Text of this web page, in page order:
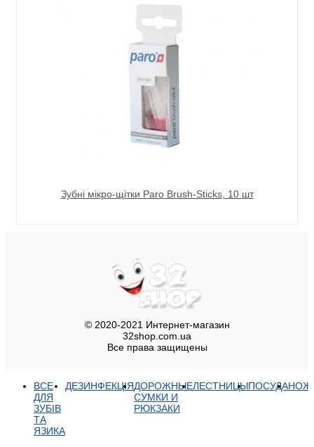
Зубні мікро-щітки Paro Brush-Sticks, 10 шт
© 2020-2021 Интернет-магазин
32shop.com.ua
Все права защищены
ВСЕ
ДЛЯ
ЗУБІВ
ТА
ЯЗИКА
ДЕЗИНФЕКЦІЯДОРОЖНЫЕ
СУМКИ И
РЮКЗАКИ
ЛЕСТНИЦЫПОСУДА